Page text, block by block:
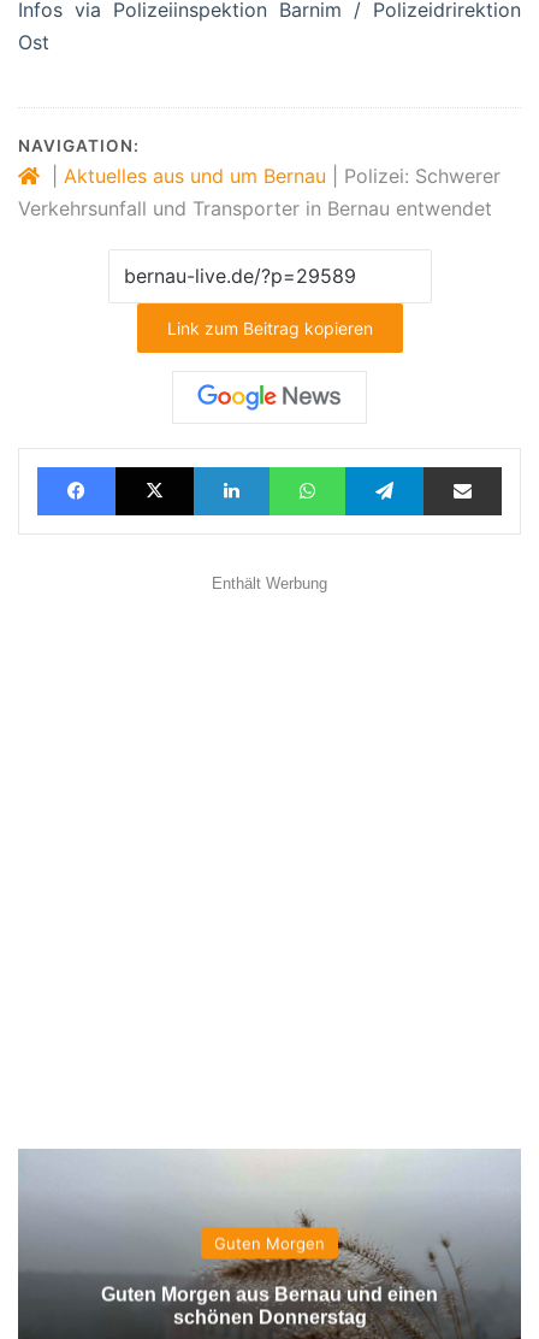
Infos via Polizeiinspektion Barnim / Polizeidrirektion
Ost
NAVIGATION:
Aktuelles aus und um Bernau
Polizei: Schwerer
Verkehrsunfall und Transporter in Bernau entwendet
Link zum Beitrag kopieren
FacebookX LinkedInWhatsAppTelegramTeilen via E-Mail
Enthält Werbung
Guten Morgen
Guten Morgen aus Bernau und einen
schönen Donnerstag